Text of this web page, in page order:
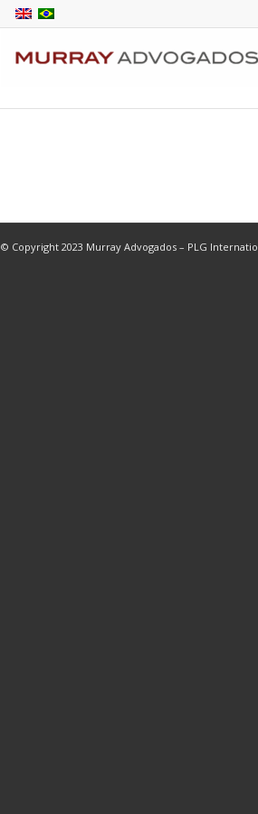
© Copyright 2023 Murray Advogados – PLG